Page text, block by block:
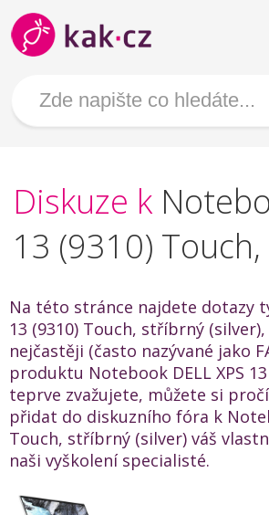
Diskuze k
13 (9310)
Na této stránce najdete dotazy
13 (9310) Touch, stříbrný
nejčastěji (často nazývané jako
produktu Notebook DELL XPS
teprve zvažujete, můžete si
přidat do diskuzního fóra k
Touch, stříbrný (silver) váš
naši vyškolení specialisté.